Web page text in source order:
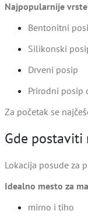
Najpopularnije
Bentonitni
Silikonski
Drveni posip
Prirodni posip
Za početak se
Gde postaviti
Lokacija posude za
Idealno mesto za
mirno i tiho